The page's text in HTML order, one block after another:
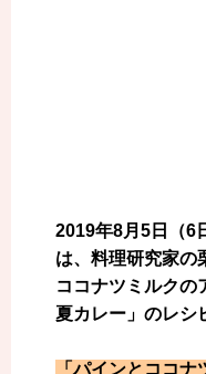
2019年8月5日（6
は、料理研究家の
ココナツミルクの
夏カレー」のレシ
「パインとココナ